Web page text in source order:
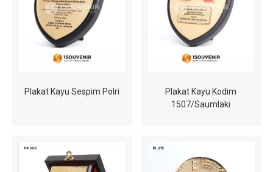
Plakat Kayu Sespim Polri
Plakat Kayu Kodim
1507/Saumlaki